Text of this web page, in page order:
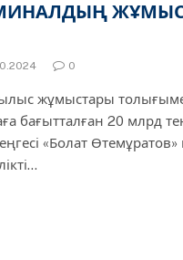
0
жұмыстары
бағытталған 20 млрд
«Болат